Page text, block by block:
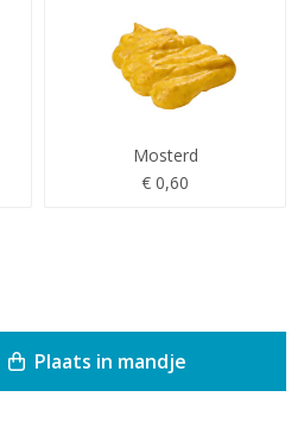
Mosterd
€ 0,60
Plaats in mandje